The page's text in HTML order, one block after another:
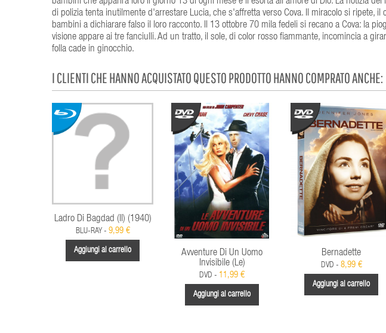
di polizia tenta inutilmente d'arrestare Lucia, che s'affretta verso Cova. Il miracolo si ripete,
bambini a dichiarare falso il loro racconto. Il 13 ottobre 70 mila fedeli si recano a Cova: la
visione appare ai tre fanciulli. Ad un tratto, il sole, di color rosso fiammante, incomincia a
folla cade in ginocchio.
I CLIENTI CHE HANNO ACQUISTATO QUESTO PRODOTTO HANNO COMPRATO ANCHE:
Ladro Di Bagdad (Il) (1940)
BLU-RAY - 9,99 €
Aggiungi al carrello
Avventure Di Un Uomo
Invisibile (Le)
DVD - 11,99 €
Aggiungi al carrello
Bernadette
DVD - 8,99 €
Aggiungi al carrello